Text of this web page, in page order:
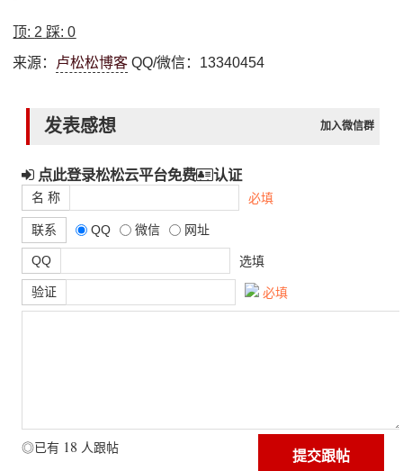
顶: 2 踩:0
来源： 卢松松博客 QQ/微信：13340454
发表感想 加入微信群
点此登录松松云平台免费 认证
名 称 必填
联系 QQ 微信 网址
QQ 选填
验证 必填
◎已有 18 人跟帖